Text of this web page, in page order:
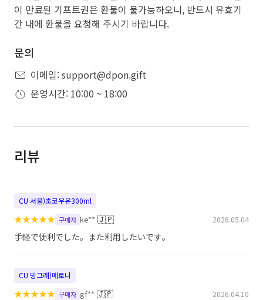
이 만료된 기프트권은 환불이 불가능하오니, 반드시 유효기
간 내에 환불을 요청해 주시기 바랍니다.
문의
이메일: support@dpon.gift
운영시간: 10:00 ~ 18:00
리뷰
CU 서울)초코우유300ml
★★★★★ 구매자 ke** 🇯🇵 2026.05.04
手軽で便利でした。また利用したいです。
CU 빙그레)메로나
★★★★★ 구매자 gf** 🇯🇵 2026.04.10